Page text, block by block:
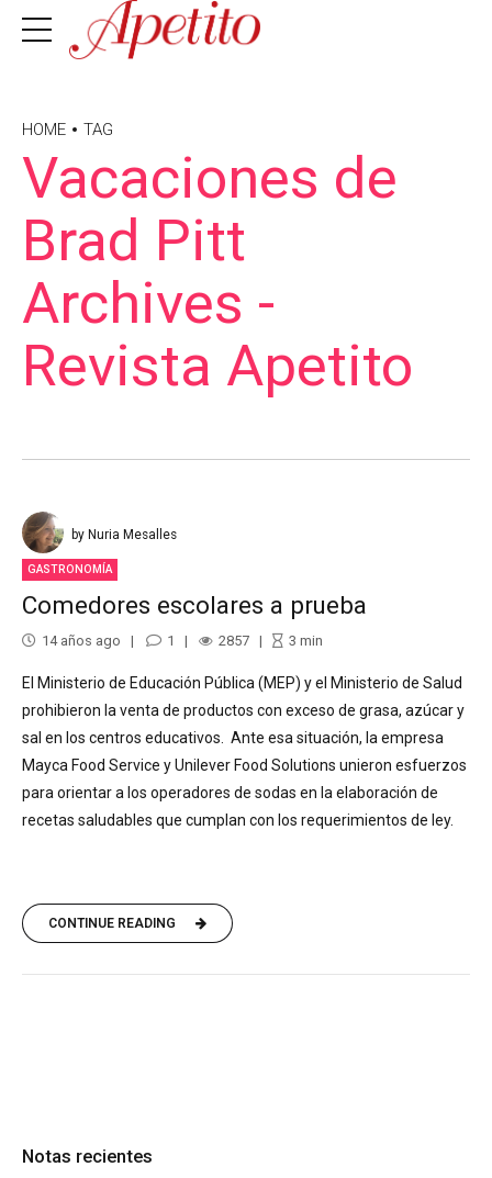
HOME TAG
Vacaciones de
Brad Pitt
Archives -
Revista Apetito
by Nuria Mesalles
GASTRONOMÍA
Comedores escolares a prueba
14 años ago 1 2857 3 min
El Ministerio de Educación Pública (MEP) y el Ministerio de Salud
prohibieron la venta de productos con exceso de grasa, azúcar y
sal en los centros educativos. Ante esa situación, la empresa
Mayca Food Service y Unilever Food Solutions unieron esfuerzos
para orientar a los operadores de sodas en la elaboración de
recetas saludables que cumplan con los requerimientos de ley.
CONTINUE READING
Notas recientes